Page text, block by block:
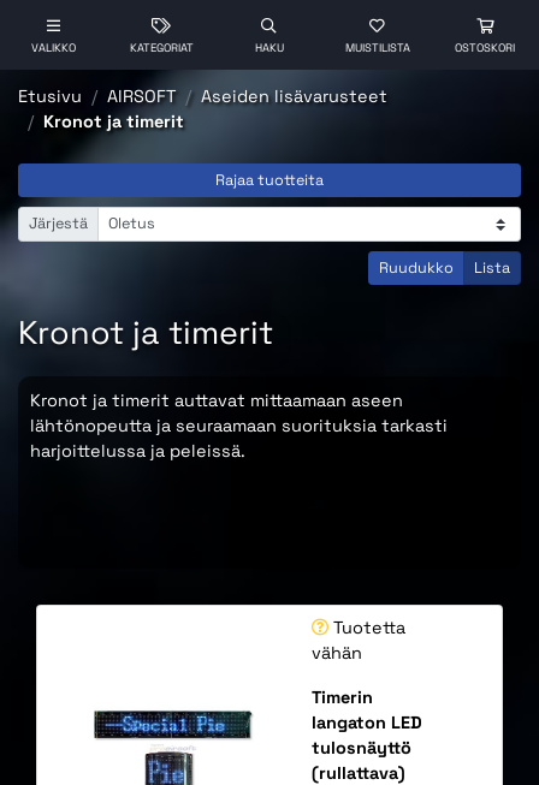
VALIKKO KATEGORIAT HAKU MUISTILISTA OSTOSKORI
Etusivu AIRSOFT
Aseiden lisävarusteet
Kronot ja timerit
Rajaa tuotteita
Järjestä
Ruudukko Lista
Kronot ja timerit
Kronot ja timerit auttavat mittaamaan aseen
lähtönopeutta ja seuraamaan suorituksia tarkasti
harjoittelussa ja peleissä.
Tuotetta
vähän
Timerin
langaton LED
tulosnäyttö
(rullattava)